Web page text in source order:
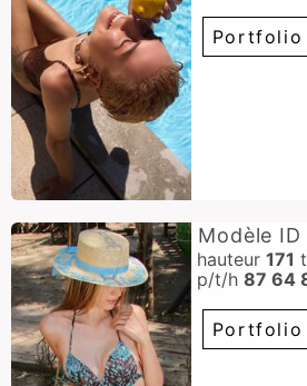
Portfolio
Modèle ID
hauteur 171
p/t/h 87 64
Portfolio